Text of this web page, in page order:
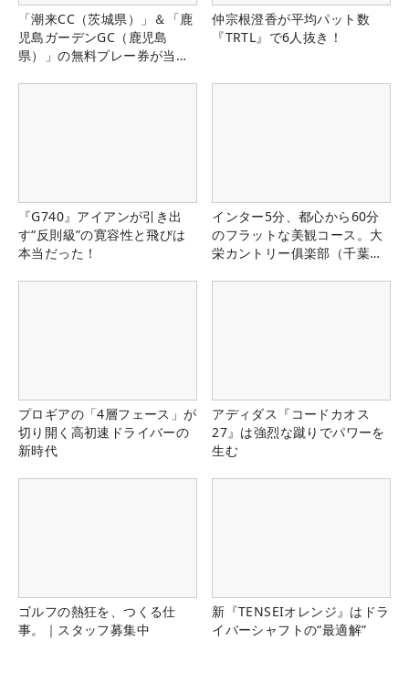
「潮来CC（茨城県）」＆「鹿
児島ガーデンGC（鹿児島
県）」の無料プレー券が当た
仲宗根澄香が平均パット数
『TRTL』で6人抜き！
『G740』アイアンが引き出
す“反則級”の寛容性と飛びは
本当だった！
インター5分、都心から60分
のフラットな美観コース。大
栄カントリー俱楽部（千葉
プロギアの「4層フェース」が
切り開く高初速ドライバーの
新時代
アディダス『コードカオス
27』は強烈な蹴りでパワーを
生む
ゴルフの熱狂を、つくる仕
事。｜スタッフ募集中
新『TENSEIオレンジ』はドラ
イバーシャフトの“最適解”